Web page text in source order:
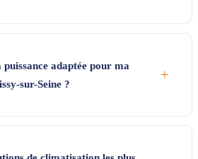
adaptée pour ma
sur-Seine ?
+